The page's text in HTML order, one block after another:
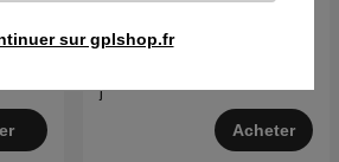
sur gplshop.fr
j
Acheter